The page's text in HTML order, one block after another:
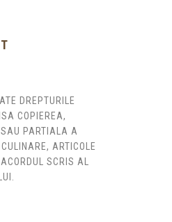
DREPTURILE
COPIEREA,
SAU PARTIALA A
ARTICOLE
SCRIS AL